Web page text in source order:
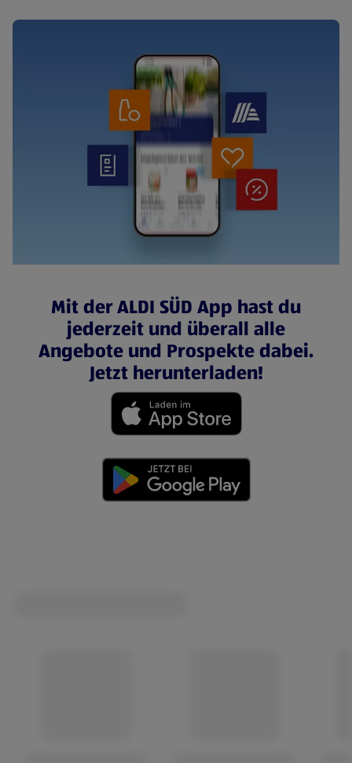
Mit der ALDI SÜD App hast du
jederzeit und überall alle
Angebote und Prospekte dabei.
Jetzt herunterladen!